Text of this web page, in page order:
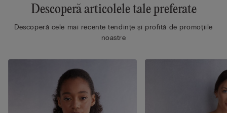
Descoperă articolele tale preferate
Descoperă cele mai recente tendințe și profită de promoțiile
noastre